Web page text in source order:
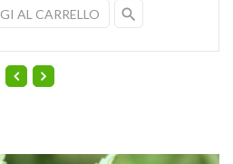
AL CARRELLO search